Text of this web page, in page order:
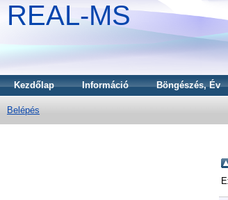
REAL-MS
Kezdőlap Információ Böngészés, Év
Belépés